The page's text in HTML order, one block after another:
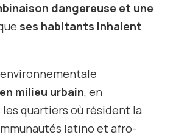
dangereuse et une
ses habitants inhalent
milieu urbain, en
quartiers où résident la
latino et afro-